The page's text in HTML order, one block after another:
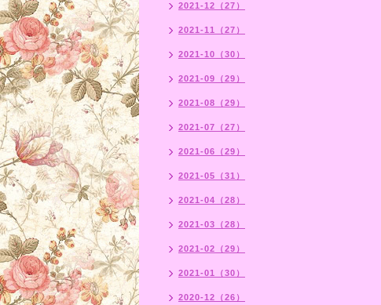
2021-12（27）
2021-11（27）
2021-10（30）
2021-09（29）
2021-08（29）
2021-07（27）
2021-06（29）
2021-05（31）
2021-04（28）
2021-03（28）
2021-02（29）
2021-01（30）
2020-12（26）